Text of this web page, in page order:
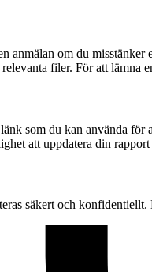
anmälan om du
filer. För att lämna
som du kan använda
att uppdatera din
säkert och